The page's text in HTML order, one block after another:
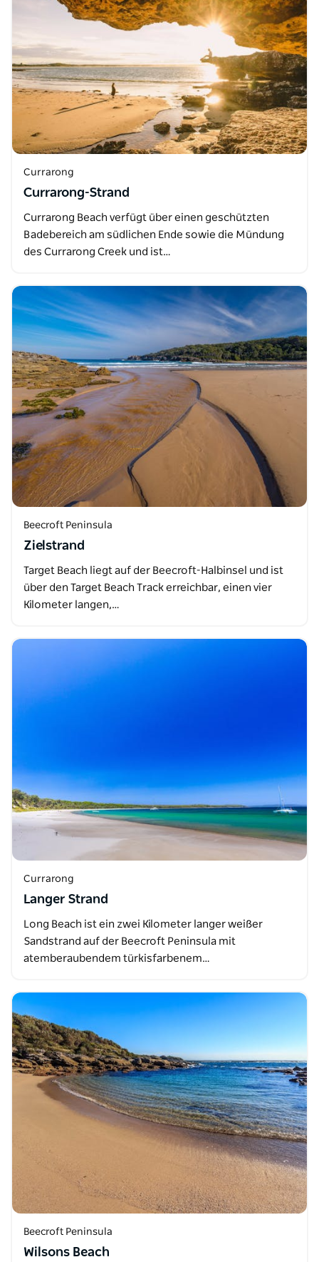
Currarong
Currarong-Strand
Currarong Beach verfügt über einen geschützten
Badebereich am südlichen Ende sowie die Mündung
des Currarong Creek und ist…
Beecroft Peninsula
Zielstrand
Target Beach liegt auf der Beecroft-Halbinsel und ist
über den Target Beach Track erreichbar, einen vier
Kilometer langen,…
Currarong
Langer Strand
Long Beach ist ein zwei Kilometer langer weißer
Sandstrand auf der Beecroft Peninsula mit
atemberaubendem türkisfarbenem…
Beecroft Peninsula
Wilsons Beach